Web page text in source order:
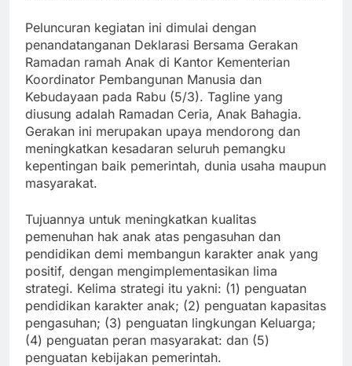
Peluncuran kegiatan ini dimulai dengan
penandatanganan Deklarasi Bersama Gerakan
Ramadan ramah Anak di Kantor Kementerian
Koordinator Pembangunan Manusia dan
Kebudayaan pada Rabu (5/3). Tagline yang
diusung adalah Ramadan Ceria, Anak Bahagia.
Gerakan ini merupakan upaya mendorong dan
meningkatkan kesadaran seluruh pemangku
kepentingan baik pemerintah, dunia usaha maupun
masyarakat.
Tujuannya untuk meningkatkan kualitas
pemenuhan hak anak atas pengasuhan dan
pendidikan demi membangun karakter anak yang
positif, dengan mengimplementasikan lima
strategi. Kelima strategi itu yakni: (1) penguatan
pendidikan karakter anak; (2) penguatan kapasitas
pengasuhan; (3) penguatan lingkungan Keluarga;
(4) penguatan peran masyarakat: dan (5)
penguatan kebijakan pemerintah.